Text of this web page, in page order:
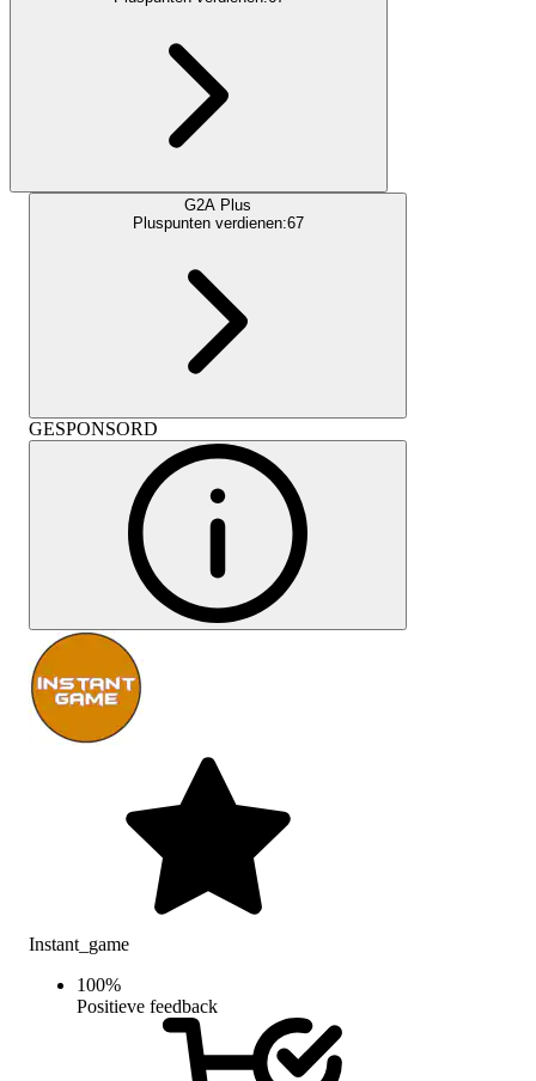
G2A Plus
Pluspunten verdienen:67
GESPONSORD
Instant_game
100%
Positieve feedback